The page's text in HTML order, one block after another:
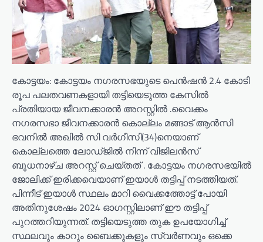
കോട്ടയം: കോട്ടയം നഗരസഭയുടെ പെൻഷൻ 2.4 കോടി
രൂപ പലതവണകളായി തട്ടിയെടുത്ത കേസിൽ
പ്രതിയായ ജീവനക്കാരൻ അറസ്റ്റിൽ .വൈക്കം
നഗരസഭാ ജീവനക്കാരൻ കൊല്ലം മങ്ങാട് ആൻസി
ഭവനിൽ അഖിൽ സി വർഗീസി(34)നെയാണ്
കൊല്ലത്തെ ലോഡ്ജിൽ നിന്ന് വിജിലൻസ്
ബുധനാഴ്ച അറസ്റ്റ് ചെയ്തത് . കോട്ടയം നഗരസഭയിൽ
ജോലിക്ക് ഇരിക്കവെയാണ് ഇയാൾ തട്ടിപ്പ് നടത്തിയത്.
പിന്നീട് ഇയാൾ സ്ഥലം മാറി വൈക്കത്തോട്ട് പോയി
അതിനുശേഷം 2024 ഓഗസ്റ്റിലാണ് ഈ തട്ടിപ്പ്
പുറത്തറിയുന്നത്. തട്ടിയെടുത്ത തുക ഉപയോഗിച്ച്
സ്ഥലവും കാറും ബൈക്കുകളും സ്വർണവും ഒക്കെ